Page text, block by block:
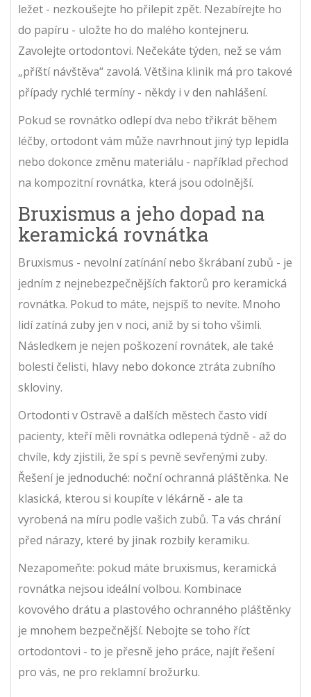
ležet - nezkoušejte ho přilepit zpět. Nezabírejte ho
do papíru - uložte ho do malého kontejneru.
Zavolejte ortodontovi. Nečekáte týden, než se vám
„příští návštěva“ zavolá. Většina klinik má pro takové
případy rychlé termíny - někdy i v den nahlášení.
Pokud se rovnátko odlepí dva nebo třikrát během
léčby, ortodont vám může navrhnout jiný typ lepidla
nebo dokonce změnu materiálu - například přechod
na kompozitní rovnátka, která jsou odolnější.
Bruxismus a jeho dopad na
keramická rovnátka
Bruxismus - nevolní zatínání nebo škrábaní zubů - je
jedním z nejnebezpečnějších faktorů pro keramická
rovnátka. Pokud to máte, nejspíš to nevíte. Mnoho
lidí zatíná zuby jen v noci, aniž by si toho všimli.
Následkem je nejen poškození rovnátek, ale také
bolesti čelisti, hlavy nebo dokonce ztráta zubního
skloviny.
Ortodonti v Ostravě a dalších městech často vidí
pacienty, kteří měli rovnátka odlepená týdně - až do
chvíle, kdy zjistili, že spí s pevně sevřenými zuby.
Řešení je jednoduché: noční ochranná pláštěnka. Ne
klasická, kterou si koupíte v lékárně - ale ta
vyrobená na míru podle vašich zubů. Ta vás chrání
před nárazy, které by jinak rozbily keramiku.
Nezapomeňte: pokud máte bruxismus, keramická
rovnátka nejsou ideální volbou. Kombinace
kovového drátu a plastového ochranného pláštěnky
je mnohem bezpečnější. Nebojte se toho říct
ortodontovi - to je přesně jeho práce, najít řešení
pro vás, ne pro reklamní brožurku.